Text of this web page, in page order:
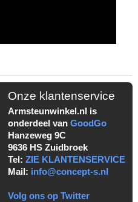
Onze klantenservice
Armsteunwinkel.nl is
onderdeel van GoodGo
Hanzeweg 9C
9636 HS Zuidbroek
Tel: ZIE KLANTENSERVICE
Mail: info@concept-s.nl
Volg ons op Twitter